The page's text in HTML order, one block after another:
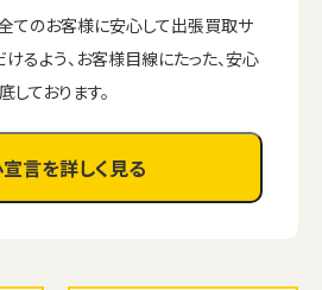
てのお客様に安心して出張買取サ
るよう、お客様目線にたった、安心
ております。
言を詳しく見る